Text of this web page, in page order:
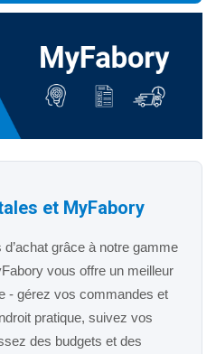
et MyFabory
grâce à notre gamme
vous offre un meilleur
- gérez vos commandes et
pratique, suivez vos
des budgets et des